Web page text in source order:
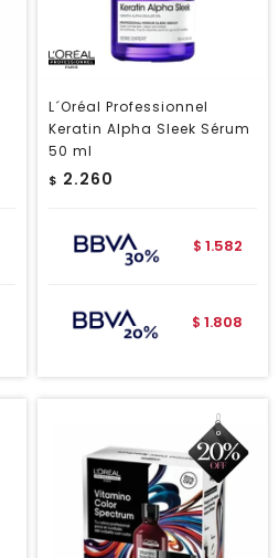
L´Oréal Professionnel
Keratin Alpha Sleek Sérum
50 ml
$ 2.260
$ 1.582
$ 1.808